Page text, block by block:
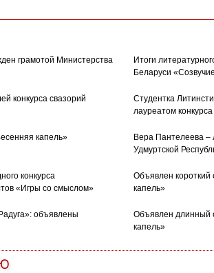
грамотой Министерства
Итоги
Беларуси
конкурса свазорий
Студентка
лауреатом
капель»
Вера Пантелеева –
Удмуртской
конкурса
«Игры со смыслом»
Объявлен короткий
капель»
объявлены
Объявлен длинный
капель»